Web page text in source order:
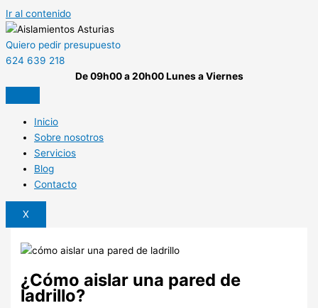
Ir al contenido
Quiero pedir presupuesto
624 639 218
De 09h00 a 20h00 Lunes a Viernes
Inicio
Sobre nosotros
Servicios
Blog
Contacto
X
¿Cómo aislar una pared de
ladrillo?